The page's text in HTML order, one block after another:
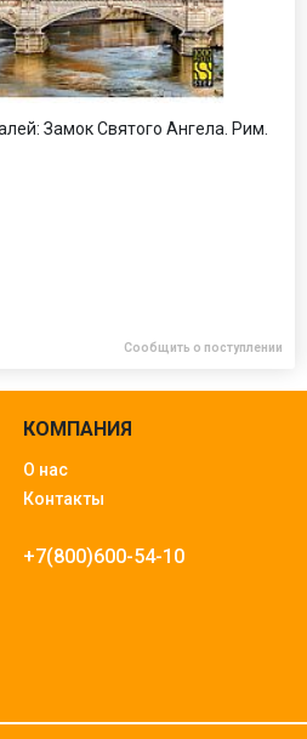
Замок Святого Ангела. Рим.
Сообщить о поступлении
КОМПАНИЯ
О нас
Контакты
+7(800)600-54-10